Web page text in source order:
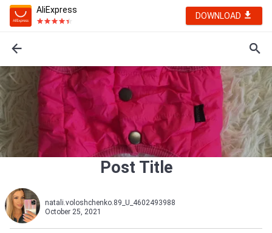
AliExpress
DOWNLOAD
Post Title
natali.voloshchenko.89_U_4602493988
October 25, 2021